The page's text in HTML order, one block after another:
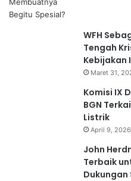
WFH
Tengah
Kebijakan
Maret 31,
Komisi IX
BGN
Listrik
April 9, 2026
John
Terbaik